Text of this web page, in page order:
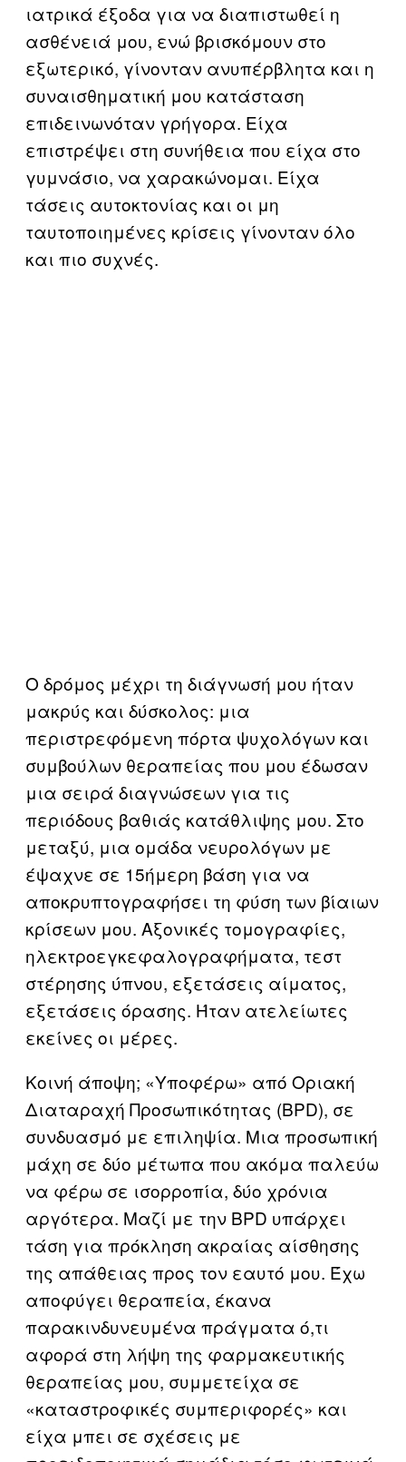
ιατρικά έξοδα για να διαπιστωθεί η
ασθένειά μου, ενώ βρισκόμουν στο
εξωτερικό, γίνονταν ανυπέρβλητα και η
συναισθηματική μου κατάσταση
επιδεινωνόταν γρήγορα. Είχα
επιστρέψει στη συνήθεια που είχα στο
γυμνάσιο, να χαρακώνομαι. Είχα
τάσεις αυτοκτονίας και οι μη
ταυτοποιημένες κρίσεις γίνονταν όλο
και πιο συχνές.
Ο δρόμος μέχρι τη διάγνωσή μου ήταν
μακρύς και δύσκολος: μια
περιστρεφόμενη πόρτα ψυχολόγων και
συμβούλων θεραπείας που μου έδωσαν
μια σειρά διαγνώσεων για τις
περιόδους βαθιάς κατάθλιψης μου. Στο
μεταξύ, μια ομάδα νευρολόγων με
έψαχνε σε 15ήμερη βάση για να
αποκρυπτογραφήσει τη φύση των βίαιων
κρίσεων μου. Αξονικές τομογραφίες,
ηλεκτροεγκεφαλογραφήματα, τεστ
στέρησης ύπνου, εξετάσεις αίματος,
εξετάσεις όρασης. Ήταν ατελείωτες
εκείνες οι μέρες.
Κοινή άποψη; «Υποφέρω» από Οριακή
Διαταραχή Προσωπικότητας (BPD), σε
συνδυασμό με επιληψία. Μια προσωπική
μάχη σε δύο μέτωπα που ακόμα παλεύω
να φέρω σε ισορροπία, δύο χρόνια
αργότερα. Μαζί με την BPD υπάρχει
τάση για πρόκληση ακραίας αίσθησης
της απάθειας προς τον εαυτό μου. Έχω
αποφύγει θεραπεία, έκανα
παρακινδυνευμένα πράγματα ό,τι
αφορά στη λήψη της φαρμακευτικής
θεραπείας μου, συμμετείχα σε
«καταστροφικές συμπεριφορές» και
είχα μπει σε σχέσεις με